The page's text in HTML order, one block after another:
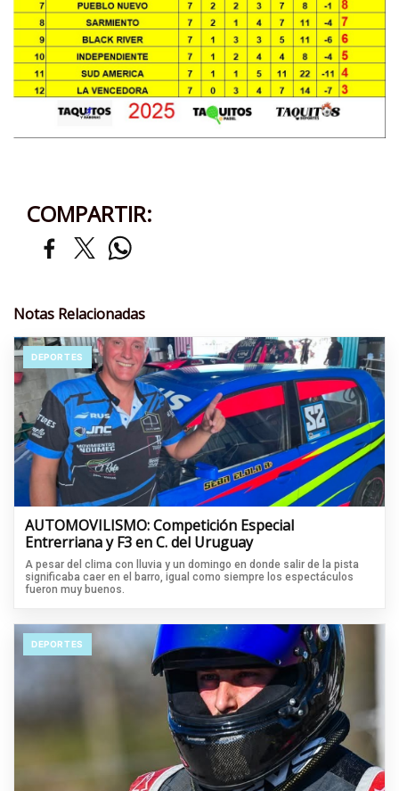
COMPARTIR:
Notas Relacionadas
DEPORTES
AUTOMOVILISMO: Competición Especial
Entrerriana y F3 en C. del Uruguay
A pesar del clima con lluvia y un domingo en donde salir de la pista
significaba caer en el barro, igual como siempre los espectáculos
fueron muy buenos.
DEPORTES